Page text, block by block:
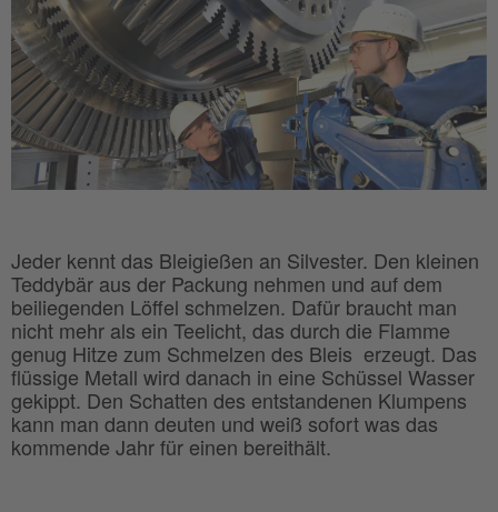
Jeder kennt das Bleigießen an Silvester. Den kleinen
Teddybär aus der Packung nehmen und auf dem
beiliegenden Löffel schmelzen. Dafür braucht man
nicht mehr als ein Teelicht, das durch die Flamme
genug Hitze zum Schmelzen des Bleis erzeugt. Das
flüssige Metall wird danach in eine Schüssel Wasser
gekippt. Den Schatten des entstandenen Klumpens
kann man dann deuten und weiß sofort was das
kommende Jahr für einen bereithält.